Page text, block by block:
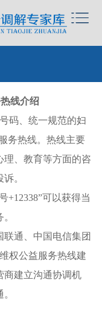

线介绍
码、统一规范的妇
务热线。热线主要
理、教育等方面的咨
。
+12338”可以获得当
联通、中国电信集团
权公益服务热线建
商建立沟通协调机